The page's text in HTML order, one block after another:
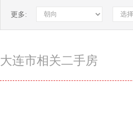
更多:
大连市相关二手房